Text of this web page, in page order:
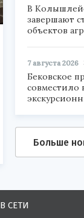
В
завершают
объектов
7 августа 2026
Бековское
совместило
Больше
В СЕТИ